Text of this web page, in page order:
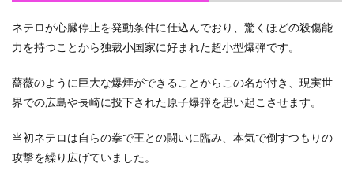
ネテロが心臓停止を発動条件に仕込んでおり、驚くほどの殺傷能
力を持つことから独裁小国家に好まれた超小型爆弾です。
薔薇のように巨大な爆煙ができることからこの名が付き、現実世
界での広島や長崎に投下された原子爆弾を思い起こさせます。
当初ネテロは自らの拳で王との闘いに臨み、本気で倒すつもりの
攻撃を繰り広げていました。